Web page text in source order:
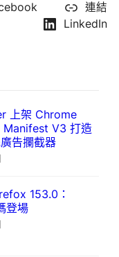
連結
LinkedIn
上架 Chrome
V3 打造
告攔截器
153.0：
登場